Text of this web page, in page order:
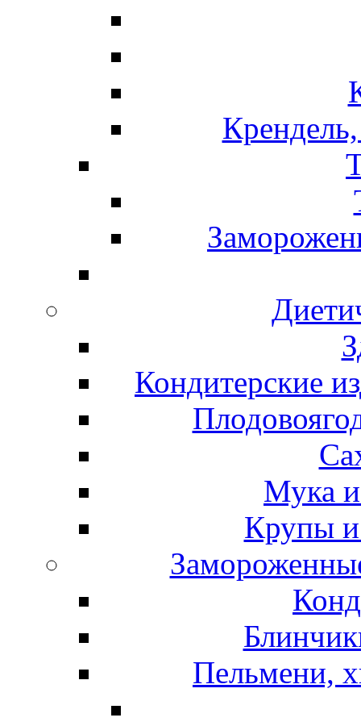
Кондитерские
Мука
Крупы и
Пельмени,